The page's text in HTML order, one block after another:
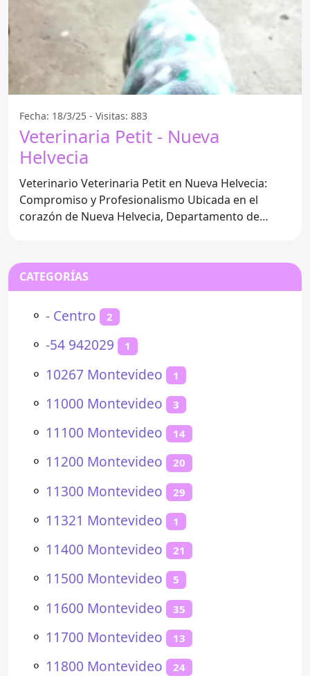
Fecha: 18/3/25 - Visitas: 883
Veterinaria Petit - Nueva
Helvecia
Veterinario Veterinaria Petit en Nueva Helvecia:
Compromiso y Profesionalismo Ubicada en el
corazón de Nueva Helvecia, Departamento de
CATEGORÍAS
⚬ - Centro 2
⚬ -54 942029 1
⚬ 10267 Montevideo 1
⚬ 11000 Montevideo 3
⚬ 11100 Montevideo 14
⚬ 11200 Montevideo 20
⚬ 11300 Montevideo 29
⚬ 11321 Montevideo 1
⚬ 11400 Montevideo 21
⚬ 11500 Montevideo 5
⚬ 11600 Montevideo 35
⚬ 11700 Montevideo 13
⚬ 11800 Montevideo 24